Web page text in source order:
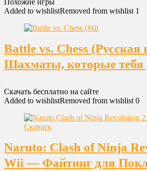
Похожие игры
Added to wishlistRemoved from wishlist 1
Battle vs. Chess (Русская
Шахматы, которые тебя
Скачать бесплатно на сайте
Added to wishlistRemoved from wishlist 0
Naruto: Clash of Ninja
Wii — Файтинг для